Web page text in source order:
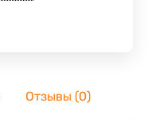
Отзывы (0)